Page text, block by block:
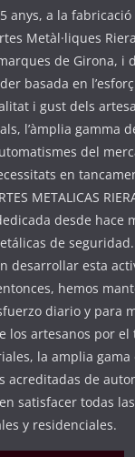
anys, a la
Metàl·liques
de Girona, i
basada en
i gust dels
l’àmplia gamma
del
en
METALICAS
desde hace
de
desarrollar esta
hemos
diario y para
los artesanos por el
la amplia gama
acreditadas de
satisfacer todas
y residenciales.